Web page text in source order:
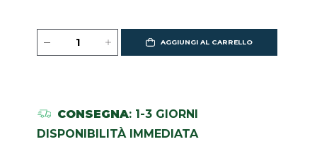
AGGIUNGI AL CARRELLO
CONSEGNA: 1-3 GIORNI
DISPONIBILITÀ IMMEDIATA